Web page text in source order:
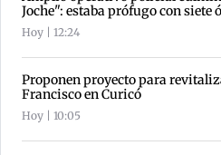
Joche": estaba prófugo con siete
Hoy | 12:24
Proponen proyecto para
Francisco en Curicó
Hoy | 10:05